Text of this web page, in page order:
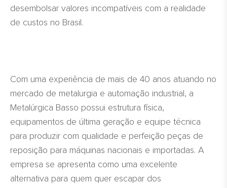
desembolsar valores incompatíveis com a realidade
de custos no Brasil.
Com uma experiência de mais de 40 anos atuando no
mercado de metalurgia e automação industrial, a
Metalúrgica Basso possui estrutura física,
equipamentos de última geração e equipe técnica
para produzir com qualidade e perfeição peças de
reposição para máquinas nacionais e importadas. A
empresa se apresenta como uma excelente
alternativa para quem quer escapar dos